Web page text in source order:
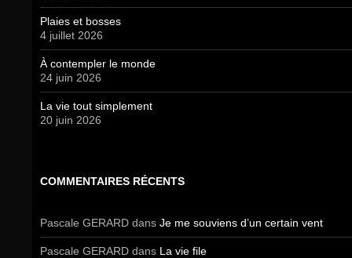
Plaies et bosses
4 juillet 2026
À contempler le monde
24 juin 2026
La vie tout simplement
20 juin 2026
COMMENTAIRES RÉCENTS
Pascale GERARD dans Je me souviens d’un certain vent
Pascale GERARD dans La vie file